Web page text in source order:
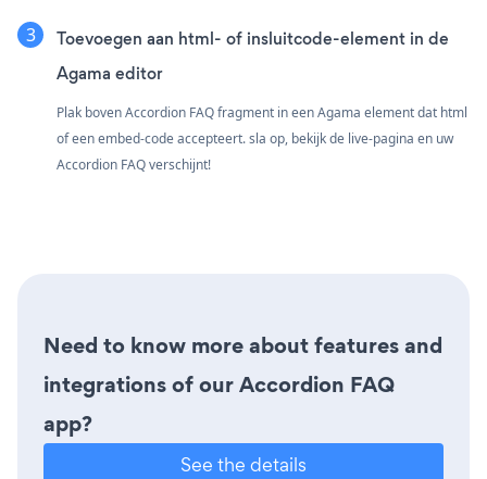
Toevoegen aan html- of insluitcode-element in de
Agama editor
Plak boven Accordion FAQ fragment in een Agama element dat html
of een embed-code accepteert. sla op, bekijk de live-pagina en uw
Accordion FAQ verschijnt!
Need to know more about features and
integrations of our Accordion FAQ
app?
See the details